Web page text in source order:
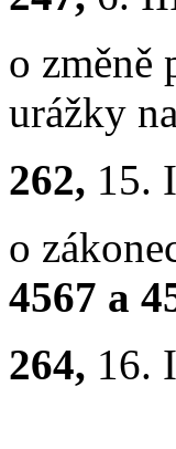
o změně
urážky
262, 15.
o
4567 a
264, 16.